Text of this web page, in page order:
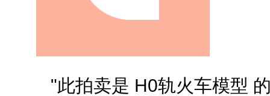
"此拍卖是 H0轨火车模型